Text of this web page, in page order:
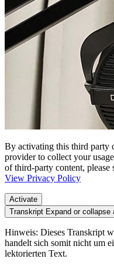
By activating this third party
provider to collect your
of third-party content, please
View Privacy Policy
Activate
Transkript Expand or collapse
Hinweis: Dieses Transkript
handelt sich somit nicht um
lektorierten Text.